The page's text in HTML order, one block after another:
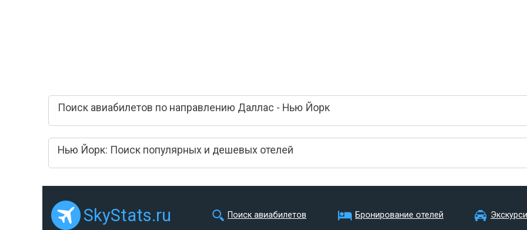
Поиск авиабилетов по направлению Даллас - Нью Йорк
Нью Йорк: Поиск популярных и дешевых отелей
SkyStats.ru Поиск авиабилетов Бронирование отелей